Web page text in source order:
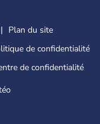
Plan du site
de confidentialité
de confidentialité